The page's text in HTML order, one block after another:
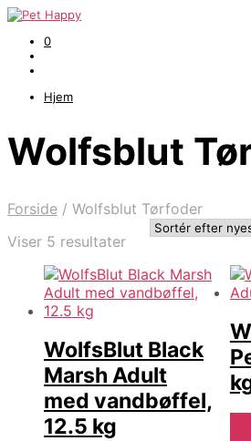
0
Hjem
Wolfsblut
Forside / Wolfsblut Tørfoder
Viser 5 resultaterSorteret
seneste
WolfsBlut Black
Marsh Adult
med vandbøffel,
12.5 kg